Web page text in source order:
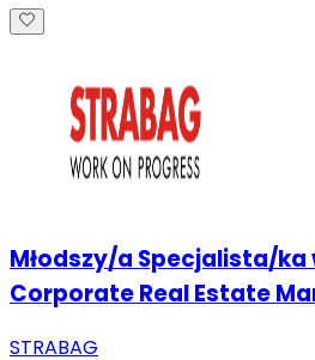
Młodszy/a Specjalista/ka
Corporate Real Estate
STRABAG